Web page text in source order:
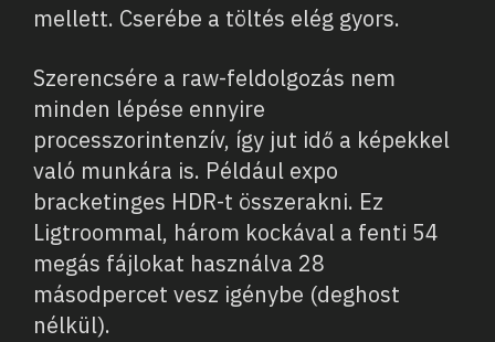
mellett. Cserébe a töltés elég gyors.
Szerencsére a raw-feldolgozás nem
minden lépése ennyire
processzorintenzív, így jut idő a képekkel
való munkára is. Például expo
bracketinges HDR-t összerakni. Ez
Ligtroommal, három kockával a fenti 54
megás fájlokat használva 28
másodpercet vesz igénybe (deghost
nélkül).